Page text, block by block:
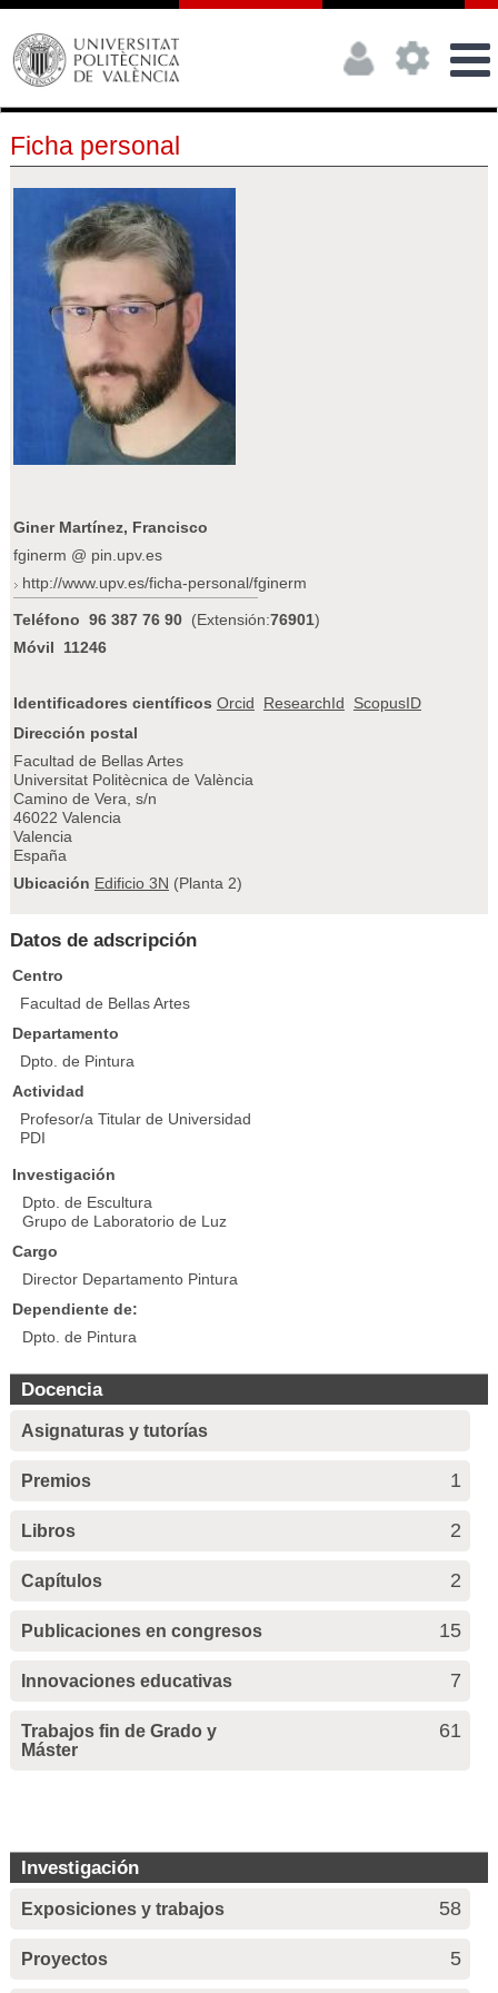
Ficha personal
Giner Martínez, Francisco
fginerm @ pin.upv.es
http://www.upv.es/ficha-personal/fginerm
Teléfono 96 387 76 90(Extensión:76901)
Móvil
11246
Identificadores científicos Orcid ResearchId
ScopusID
Dirección postal
Facultad de Bellas Artes
Universitat Politècnica de València
Camino de Vera, s/n
46022 Valencia
Valencia
España
Ubicación Edificio 3N (Planta 2)
Datos de adscripción
Centro
Facultad de Bellas Artes
Departamento
Dpto. de Pintura
Actividad
Profesor/a Titular de Universidad
PDI
Investigación
Dpto. de Escultura
Grupo de Laboratorio de Luz
Cargo
Director Departamento Pintura
Dependiente de:
Dpto. de Pintura
Docencia
Asignaturas y tutorías
Premios 1
Libros 2
Capítulos 2
Publicaciones en congresos 15
Innovaciones educativas 7
Trabajos fin de Grado y
Máster
61
Investigación
Exposiciones y trabajos 58
Proyectos 5